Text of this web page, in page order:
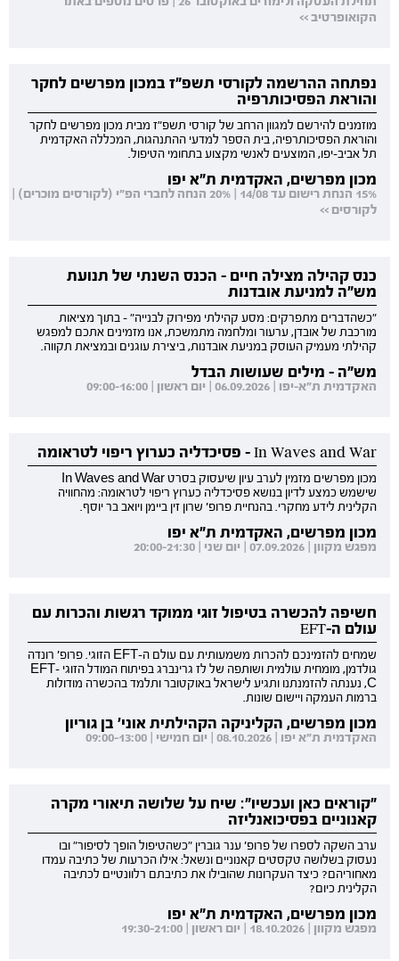
הקואופרטיב >>
נפתחה ההרשמה לקורסי תשפ"ז במכון מפרשים לחקר
והוראת הפסיכותרפיה
מוזמנים להירשם למגוון הרחב של קורסי תשפ"ז מבית מכון מפרשים לחקר
והוראת הפסיכותרפיה, בית הספר למדעי ההתנהגות, המכללה האקדמית
תל אביב-יפו, המוצעים לאנשי מקצוע בתחומי הטיפול.
מכון מפרשים, האקדמית ת"א יפו
15% הנחת רישום עד 14/08 | 20% הנחה לחברי הפ"י (לקורסים מוכרים) |
לקורסים >>
כנס קהילה מצילה חיים - הכנס השנתי של תנועת
מש"ה למניעת אובדנות
"כשהדברים מתפרקים: מסע קהילתי מפירוק לבנייה" - בתוך מציאות
מורכבת של אובדן, ערעור ומלחמה מתמשכת, אנו מזמינים אתכם למפגש
קהילתי מעמיק העוסק במניעת אובדנות, ביצירת עוגנים ובמציאת תקווה.
מש"ה - מילים שעושות הבדל
האקדמית ת"א-יפו | 06.09.2026 | יום ראשון | 09:00-16:00
In Waves and War - פסיכדליה כערוץ ריפוי לטראומה
מכון מפרשים מזמין לערב עיון שיעסוק בסרט In Waves and War
שישמש כמצע לדיון בנושא פסיכדליה כערוץ ריפוי לטראומה: מהחוויה
הקלינית לידע מחקרי. בהנחיית פרופ' שרון זין ביימן ויואב בר יוסף.
מכון מפרשים, האקדמית ת"א יפו
מפגש מקוון | 07.09.2026 | יום שני | 20:00-21:30
חשיפה להכשרה בטיפול זוגי ממוקד רגשות והכרות עם
עולם ה-EFT
שמחים להזמינכם להכרות משמעותית עם עולם ה-EFT הזוגי. פרופ' רונדה
גולדמן, מומחית עולמית ושותפה של לז גרינברג בפיתוח המודל הזוגי EFT-
C, נענתה להזמנתנו ותגיע לישראל באוקטובר ותלמד בהכשרה מודולות
ברמות העמקה ויישום שונות.
מכון מפרשים, הקליניקה הקהילתית אוני' בן גוריון
האקדמית ת"א יפו | 08.10.2026 | יום חמישי | 09:00-13:00
"קוראים כאן ועכשיו": שיח על שלושה תיאורי מקרה
קאנוניים בפסיכואנליזה
ערב השקה לספרו של פרופ' ענר גוברין "כשהטיפול הופך לסיפור" ובו
נעסוק בשלושה טקסטים קאנוניים ונשאל: אילו הכרעות של כתיבה עמדו
מאחוריהם? כיצד העקרונות שהובילו את כתיבתם רלוונטיים לכתיבה
הקלינית כיום?
מכון מפרשים, האקדמית ת"א יפו
מפגש מקוון | 18.10.2026 | יום ראשון | 19:30-21:00